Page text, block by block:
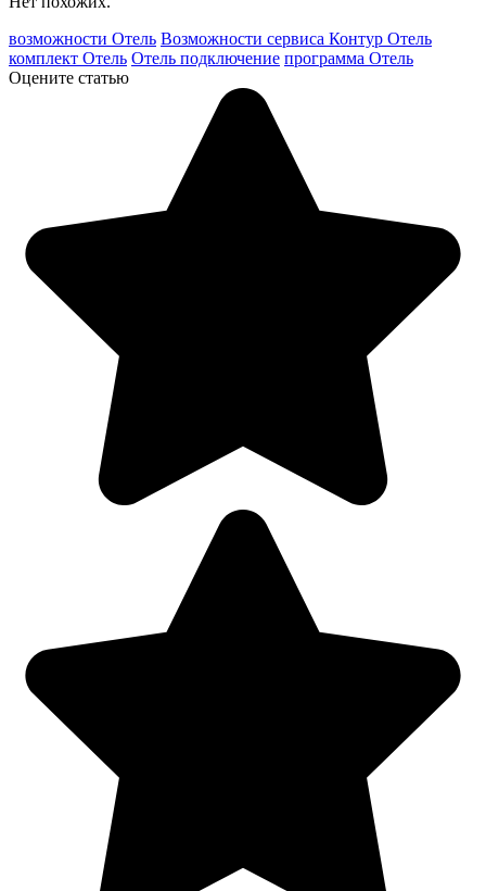
возможности Отель Возможности сервиса Контур Отель
комплект Отель Отель подключение программа Отель
Оцените статью